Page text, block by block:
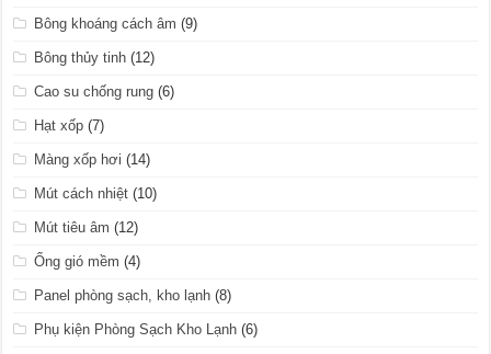
Bông khoáng cách âm (9)
Bông thủy tinh (12)
Cao su chống rung (6)
Hạt xốp (7)
Màng xốp hơi (14)
Mút cách nhiệt (10)
Mút tiêu âm (12)
Ống gió mềm (4)
Panel phòng sạch, kho lạnh (8)
Phụ kiện Phòng Sạch Kho Lạnh (6)